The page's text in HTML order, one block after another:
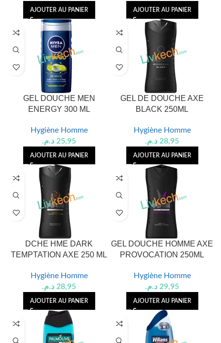
AJOUTER AU PANIER AJOUTER AU PANIER
GEL DOUCHE MEN
ENERGY 300 ML
Hygiène Homme
25,95 د.م.
AJOUTER AU PANIER
GEL DE DOUCHE AXE
BLACK 250ML
Hygiène Homme
28,95 د.م.
AJOUTER AU PANIER
DCHE HME DARK
TEMPTATION AXE 250 ML
Hygiène Homme
28,95 د.م.
AJOUTER AU PANIER
GEL DOUCHE HOMME AXE
PROVOCATION 250ML
Hygiène Homme
29,95 د.م.
AJOUTER AU PANIER